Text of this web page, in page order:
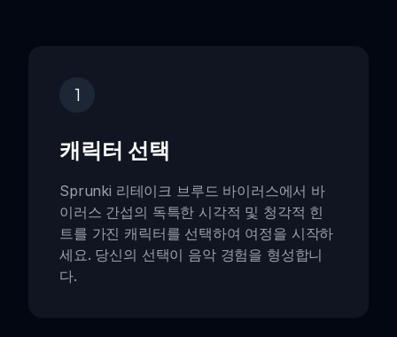
1
캐릭터 선택
Sprunki 리테이크 브루드 바이러스에서 바
이러스 간섭의 독특한 시각적 및 청각적 힌
트를 가진 캐릭터를 선택하여 여정을 시작하
세요. 당신의 선택이 음악 경험을 형성합니
다.